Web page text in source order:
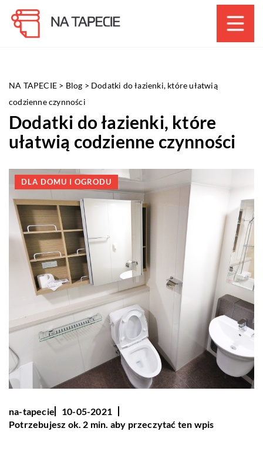
NA TAPECIE > Blog > Dodatki do łazienki, które ułatwią
codzienne czynności
Dodatki do łazienki, które
ułatwią codzienne czynności
DLA DOMU I OGRODU
na-tapecie
10-05-2021
Potrzebujesz ok. 2 min. aby przeczytać ten wpis